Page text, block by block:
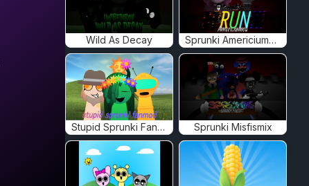
Wild As Decay Sprunki Americiumed
Stupid Sprunki Fanmod Sprunki Misfismix